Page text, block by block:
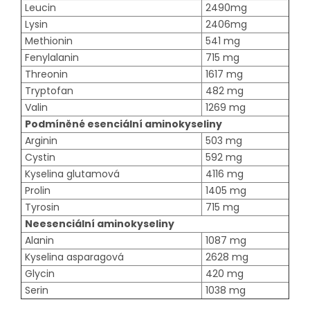
Leucin
2490mg
Lysin
2406mg
Methionin
541 mg
Fenylalanin
715 mg
Threonin
1617 mg
Tryptofan
482 mg
Valin
1269 mg
Podmíněné esenciální aminokyseliny
Arginin
503 mg
Cystin
592 mg
Kyselina glutamová
4116 mg
Prolin
1405 mg
Tyrosin
715 mg
Neesenciální aminokyseliny
Alanin
1087 mg
Kyselina asparagová
2628 mg
Glycin
420 mg
Serin
1038 mg